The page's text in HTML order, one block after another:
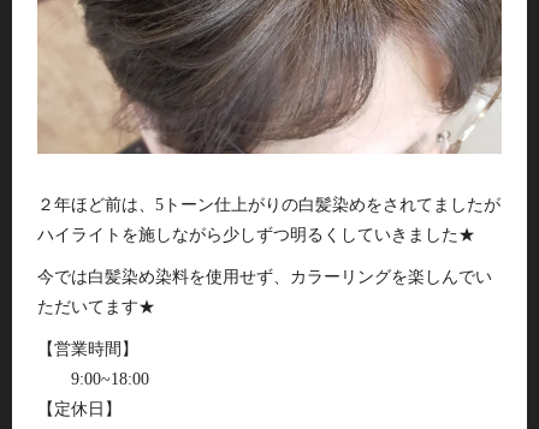
２年ほど前は、5トーン仕上がりの白髪染めをされてましたが
ハイライトを施しながら少しずつ明るくしていきました★
今では白髪染め染料を使用せず、カラーリングを楽しんでい
ただいてます★
【営業時間】
9:00~18:00
【定休日】